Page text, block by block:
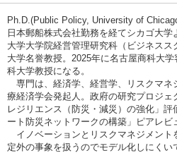
Ph.D.(Public Policy, University of
日本郵船株式会社勤務を経てシカゴ大
大学大学院経営管理研究科（ビジネス
大学名誉教授。2025年に名古屋商科大
科大学教授になる。
専門は、経済学、経営学、リスクマネ
療経済学会発起人。政府の研究プロジ
レジリエンス（防災・減災）の強化」
ート防災ネットワークの構築」ピアレビ
イノベーションとリスクマネジメント
定外の事象を扱うのでモデル化しにく